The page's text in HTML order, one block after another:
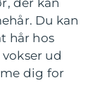
der kan
Du kan
hår hos
ud
dig for